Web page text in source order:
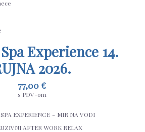
Experience 14.
2026.
77,00 €
s PDV-om
EXPERIENCE ~ MIR NA VODI
AFTER WORK RELAX